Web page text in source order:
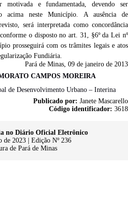
motivada e fundamentada, devendo ser
acima neste Município. A ausência de
será interpretada como concordância
o disposto no art. 31, §6º da Lei nº
prosseguirá com os trâmites legais e atos
Fundiária.
Pará de Minas, 09 de janeiro de 2013
CAMPOS MOREIRA
de Desenvolvimento Urbano – Interina
Publicado por: Janete Mascarello
Código identificador: 3618
no Diário Oficial Eletrônico
de 2023 | Edição Nº 236
de Pará de Minas